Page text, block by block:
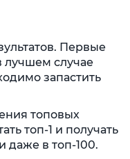
Первые
лучшем случае
запастить
топовых
топ-1 и получать
даже в топ-100.